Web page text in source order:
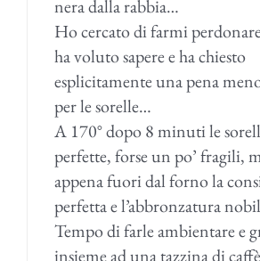
nera dalla rabbia…
Ho cercato di farmi
ha voluto sapere e ha chiesto
esplicitamente una pena
per le sorelle…
A 170° dopo 8 minuti le
perfette, forse un po’ fragili,
appena fuori dal forno la
perfetta e l’abbronzatura
Tempo di farle ambientare e
insieme ad una tazzina di